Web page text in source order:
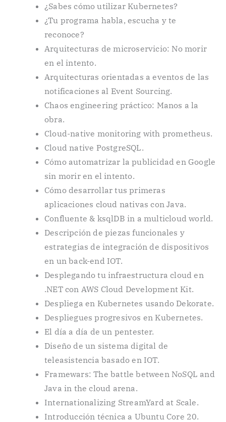
¿Sabes cómo utilizar Kubernetes?
¿Tu programa habla, escucha y te
reconoce?
Arquitecturas de microservicio: No morir
en el intento.
Arquitecturas orientadas a eventos de las
notificaciones al Event Sourcing.
Chaos engineering práctico: Manos a la
obra.
Cloud-native monitoring with prometheus.
Cloud native PostgreSQL.
Cómo automatrizar la publicidad en Google
sin morir en el intento.
Cómo desarrollar tus primeras
aplicaciones cloud nativas con Java.
Confluente & ksqlDB in a multicloud world.
Descripción de piezas funcionales y
estrategias de integración de dispositivos
en un back-end IOT.
Desplegando tu infraestructura cloud en
.NET con AWS Cloud Development Kit.
Despliega en Kubernetes usando Dekorate.
Despliegues progresivos en Kubernetes.
El día a día de un pentester.
Diseño de un sistema digital de
teleasistencia basado en IOT.
Framewars: The battle between NoSQL and
Java in the cloud arena.
Internationalizing StreamYard at Scale.
Introducción técnica a Ubuntu Core 20.